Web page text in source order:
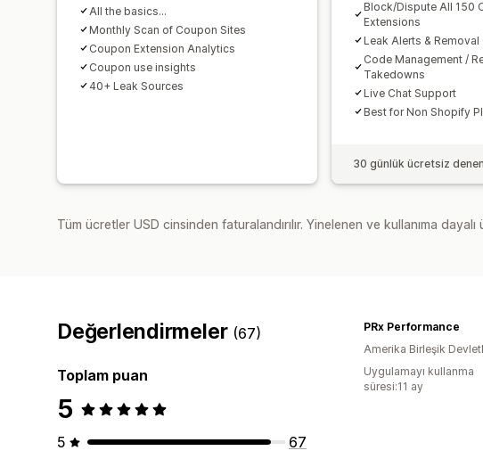
All the basics...
Monthly Scan of Coupon Sites
Coupon Extension Analytics
Coupon use insights
40+ Leak Sources
Block/Dispute All 150
Extensions
Leak Alerts & Removal
Code Management /
Takedowns
Live Chat Support
Best for Non Shopify
30 günlük ücretsiz
Tüm ücretler USD cinsinden faturalandırılır. Yinelenen ve kullanıma
Değerlendirmeler (67)
Toplam puan
5
5
67
PRx Performance
Amerika Birleşik
Uygulamayı kullanma
süresi:11 ay